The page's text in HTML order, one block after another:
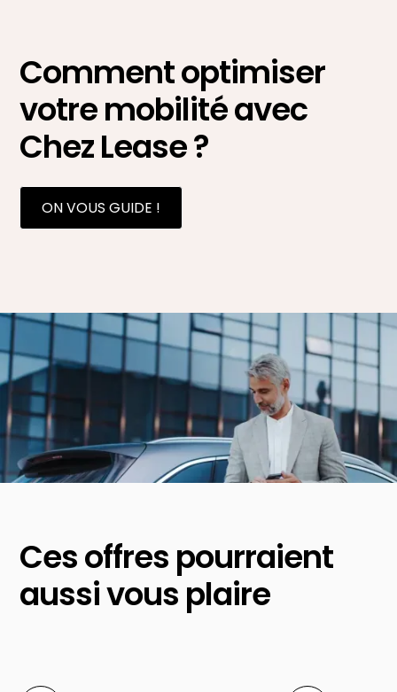
Comment optimiser
votre mobilité avec
Chez Lease ?
ON VOUS GUIDE !
Ces offres pourraient
aussi vous plaire